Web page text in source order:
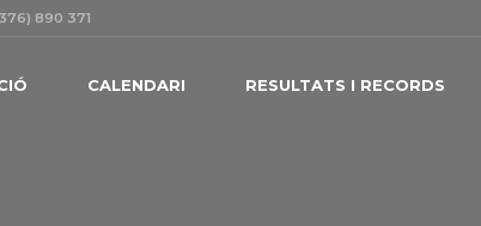
890 371
CALENDARI RESULTATS I RECORDS